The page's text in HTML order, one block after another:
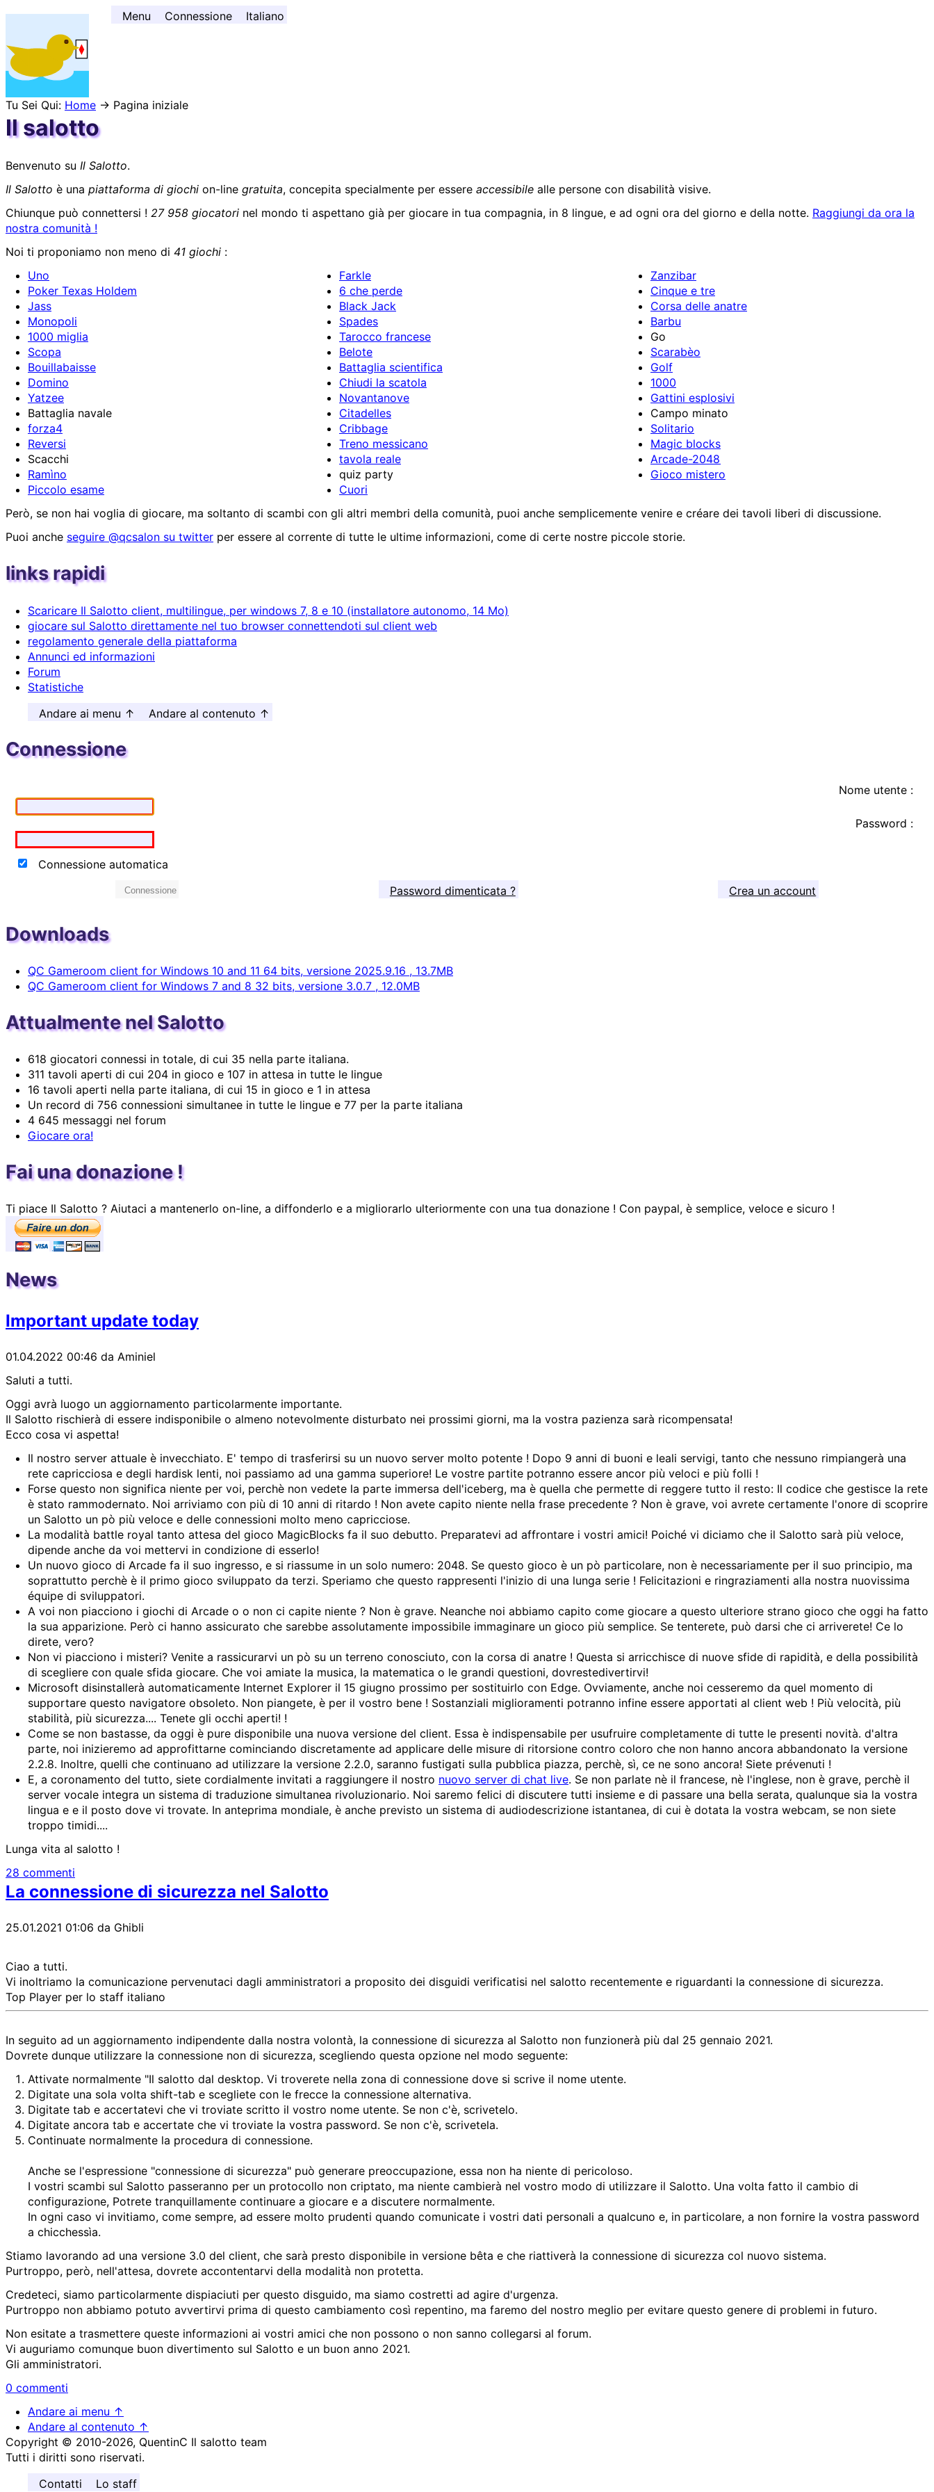
al contenuto ↓ Menu Connessione Italiano
Tu Sei Qui: Home → Pagina iniziale
Il salotto
Benvenuto su Il Salotto.
Il Salotto è una piattaforma di giochi on-line gratuita, concepita specialmente per essere accessibile alle persone con disabilità visive.
Chiunque può connettersi ! 27 958 giocatori nel mondo ti aspettano già per giocare in tua compagnia, in 8 lingue, e ad ogni ora del giorno e della notte. Raggiungi da ora la
nostra comunità !
Noi ti proponiamo non meno di 41 giochi :
Uno
Poker Texas Holdem
Jass
Monopoli
1000 miglia
Scopa
Bouillabaisse
Domino
Yatzee
Battaglia navale
forza4
Reversi
Scacchi
Ramìno
Piccolo esame
Farkle
6 che perde
Black Jack
Spades
Tarocco francese
Belote
Battaglia scientifica
Chiudi la scatola
Novantanove
Citadelles
Cribbage
Treno messicano
tavola reale
quiz party
Cuori
Zanzibar
Cinque e tre
Corsa delle anatre
Barbu
Go
Scarabèo
Golf
1000
Gattini esplosivi
Campo minato
Solitario
Magic blocks
Arcade-2048
Gioco mistero
Però, se non hai voglia di giocare, ma soltanto di scambi con gli altri membri della comunità, puoi anche semplicemente venire e créare dei tavoli liberi di discussione.
Puoi anche seguire @qcsalon su twitter per essere al corrente di tutte le ultime informazioni, come di certe nostre piccole storie.
links rapidi
Scaricare Il Salotto client, multilingue, per windows 7, 8 e 10 (installatore autonomo, 14 Mo)
giocare sul Salotto direttamente nel tuo browser connettendoti sul client web
regolamento generale della piattaforma
Annunci ed informazioni
Forum
Statistiche
Andare ai menu ↑
Andare al contenuto ↑
Connessione
Nome utente :
Password :
Connessione automatica
Connessione Password dimenticata ? Crea un account
Downloads
QC Gameroom client for Windows 10 and 11 64 bits, versione 2025.9.16 , 13.7MB
QC Gameroom client for Windows 7 and 8 32 bits, versione 3.0.7 , 12.0MB
Attualmente nel Salotto
618 giocatori connessi in totale, di cui 35 nella parte italiana.
311 tavoli aperti di cui 204 in gioco e 107 in attesa in tutte le lingue
16 tavoli aperti nella parte italiana, di cui 15 in gioco e 1 in attesa
Un record di 756 connessioni simultanee in tutte le lingue e 77 per la parte italiana
4 645 messaggi nel forum
Giocare ora!
Fai una donazione !
Ti piace Il Salotto ? Aiutaci a mantenerlo on-line, a diffonderlo e a migliorarlo ulteriormente con una tua donazione ! Con paypal, è semplice, veloce e sicuro !
News
Important update today
01.04.2022 00:46 da Aminiel
Saluti a tutti.
Oggi avrà luogo un aggiornamento particolarmente importante.
Il Salotto rischierà di essere indisponibile o almeno notevolmente disturbato nei prossimi giorni, ma la vostra pazienza sarà ricompensata!
Ecco cosa vi aspetta!
Il nostro server attuale è invecchiato. E' tempo di trasferirsi su un nuovo server molto potente ! Dopo 9 anni di buoni e leali servigi, tanto che nessuno rimpiangerà una
rete capricciosa e degli hardisk lenti, noi passiamo ad una gamma superiore! Le vostre partite potranno essere ancor più veloci e più folli !
Forse questo non significa niente per voi, perchè non vedete la parte immersa dell'iceberg, ma è quella che permette di reggere tutto il resto: Il codice che gestisce la rete
è stato rammodernato. Noi arriviamo con più di 10 anni di ritardo ! Non avete capito niente nella frase precedente ? Non è grave, voi avrete certamente l'onore di scoprire
un Salotto un pò più veloce e delle connessioni molto meno capricciose.
La modalità battle royal tanto attesa del gioco MagicBlocks fa il suo debutto. Preparatevi ad affrontare i vostri amici! Poiché vi diciamo che il Salotto sarà più veloce,
dipende anche da voi mettervi in condizione di esserlo!
Un nuovo gioco di Arcade fa il suo ingresso, e si riassume in un solo numero: 2048. Se questo gioco è un pò particolare, non è necessariamente per il suo principio, ma
soprattutto perchè è il primo gioco sviluppato da terzi. Speriamo che questo rappresenti l'inizio di una lunga serie ! Felicitazioni e ringraziamenti alla nostra nuovissima
équipe di sviluppatori.
A voi non piacciono i giochi di Arcade o o non ci capite niente ? Non è grave. Neanche noi abbiamo capito come giocare a questo ulteriore strano gioco che oggi ha fatto
la sua apparizione. Però ci hanno assicurato che sarebbe assolutamente impossibile immaginare un gioco più semplice. Se tenterete, può darsi che ci arriverete! Ce lo
direte, vero?
Non vi piacciono i misteri? Venite a rassicurarvi un pò su un terreno conosciuto, con la corsa di anatre ! Questa si arricchisce di nuove sfide di rapidità, e della possibilità
di scegliere con quale sfida giocare. Che voi amiate la musica, la matematica o le grandi questioni, dovrestedivertirvi!
Microsoft disinstallerà automaticamente Internet Explorer il 15 giugno prossimo per sostituirlo con Edge. Ovviamente, anche noi cesseremo da quel momento di
supportare questo navigatore obsoleto. Non piangete, è per il vostro bene ! Sostanziali miglioramenti potranno infine essere apportati al client web ! Più velocità, più
stabilità, più sicurezza.... Tenete gli occhi aperti! !
Come se non bastasse, da oggi è pure disponibile una nuova versione del client. Essa è indispensabile per usufruire completamente di tutte le presenti novità. d'altra
parte, noi inizieremo ad approfittarne cominciando discretamente ad applicare delle misure di ritorsione contro coloro che non hanno ancora abbandonato la versione
2.2.8. Inoltre, quelli che continuano ad utilizzare la versione 2.2.0, saranno fustigati sulla pubblica piazza, perchè, sì, ce ne sono ancora! Siete prévenuti !
E, a coronamento del tutto, siete cordialmente invitati a raggiungere il nostro nuovo server di chat live. Se non parlate nè il francese, nè l'inglese, non è grave, perchè il
server vocale integra un sistema di traduzione simultanea rivoluzionario. Noi saremo felici di discutere tutti insieme e di passare una bella serata, qualunque sia la vostra
lingua e e il posto dove vi trovate. In anteprima mondiale, è anche previsto un sistema di audiodescrizione istantanea, di cui è dotata la vostra webcam, se non siete
troppo timidi....
Lunga vita al salotto !
28 commenti
La connessione di sicurezza nel Salotto
25.01.2021 01:06 da Ghibli
Ciao a tutti.
Vi inoltriamo la comunicazione pervenutaci dagli amministratori a proposito dei disguidi verificatisi nel salotto recentemente e riguardanti la connessione di sicurezza.
Top Player per lo staff italiano
In seguito ad un aggiornamento indipendente dalla nostra volontà, la connessione di sicurezza al Salotto non funzionerà più dal 25 gennaio 2021.
Dovrete dunque utilizzare la connessione non di sicurezza, scegliendo questa opzione nel modo seguente:
Attivate normalmente "Il salotto dal desktop. Vi troverete nella zona di connessione dove si scrive il nome utente.
Digitate una sola volta shift-tab e scegliete con le frecce la connessione alternativa.
Digitate tab e accertatevi che vi troviate scritto il vostro nome utente. Se non c'è, scrivetelo.
Digitate ancora tab e accertate che vi troviate la vostra password. Se non c'è, scrivetela.
Continuate normalmente la procedura di connessione.
Anche se l'espressione "connessione di sicurezza" può generare preoccupazione, essa non ha niente di pericoloso.
I vostri scambi sul Salotto passeranno per un protocollo non criptato, ma niente cambierà nel vostro modo di utilizzare il Salotto. Una volta fatto il cambio di
configurazione, Potrete tranquillamente continuare a giocare e a discutere normalmente.
In ogni caso vi invitiamo, come sempre, ad essere molto prudenti quando comunicate i vostri dati personali a qualcuno e, in particolare, a non fornire la vostra password
a chicchessìa.
Stiamo lavorando ad una versione 3.0 del client, che sarà presto disponibile in versione bêta e che riattiverà la connessione di sicurezza col nuovo sistema.
Purtroppo, però, nell'attesa, dovrete accontentarvi della modalità non protetta.
Credeteci, siamo particolarmente dispiaciuti per questo disguido, ma siamo costretti ad agire d'urgenza.
Purtroppo non abbiamo potuto avvertirvi prima di questo cambiamento così repentino, ma faremo del nostro meglio per evitare questo genere di problemi in futuro.
Non esitate a trasmettere queste informazioni ai vostri amici che non possono o non sanno collegarsi al forum.
Vi auguriamo comunque buon divertimento sul Salotto e un buon anno 2021.
Gli amministratori.
0 commenti
Andare ai menu ↑
Andare al contenuto ↑
Copyright © 2010-2026, QuentinC Il salotto team
Tutti i diritti sono riservati.
Contatti
Lo staff